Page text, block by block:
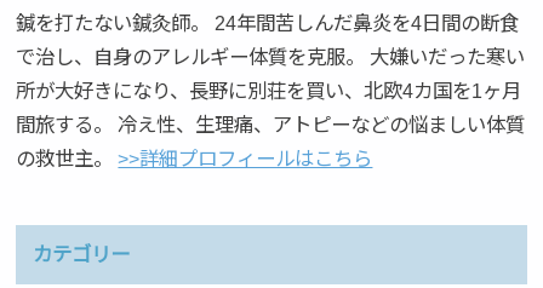
鍼を打たない鍼灸師。 24年間苦しんだ鼻炎を4日間の断食
で治し、自身のアレルギー体質を克服。 大嫌いだった寒い
所が大好きになり、長野に別荘を買い、北欧4カ国を1ヶ月
間旅する。 冷え性、生理痛、アトピーなどの悩ましい体質
の救世主。>>詳細プロフィールはこちら
カテゴリー